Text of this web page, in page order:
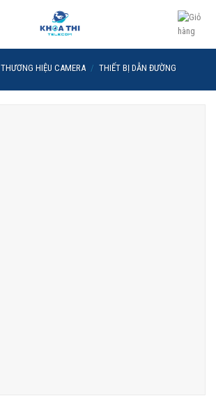
THƯƠNG HIỆU CAMERA / THIẾT BỊ DẪN ĐƯỜNG